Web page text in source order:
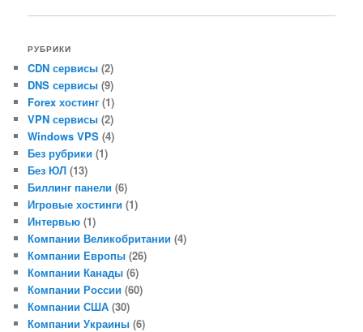
РУБРИКИ
CDN сервисы (2)
DNS сервисы (9)
Forex хостинг (1)
VPN сервисы (2)
Windows VPS (4)
Без рубрики (1)
Без ЮЛ (13)
Биллинг панели (6)
Игровые хостинги (1)
Интервью (1)
Компании Великобритании (4)
Компании Европы (26)
Компании Канады (6)
Компании России (60)
Компании США (30)
Компании Украины (6)